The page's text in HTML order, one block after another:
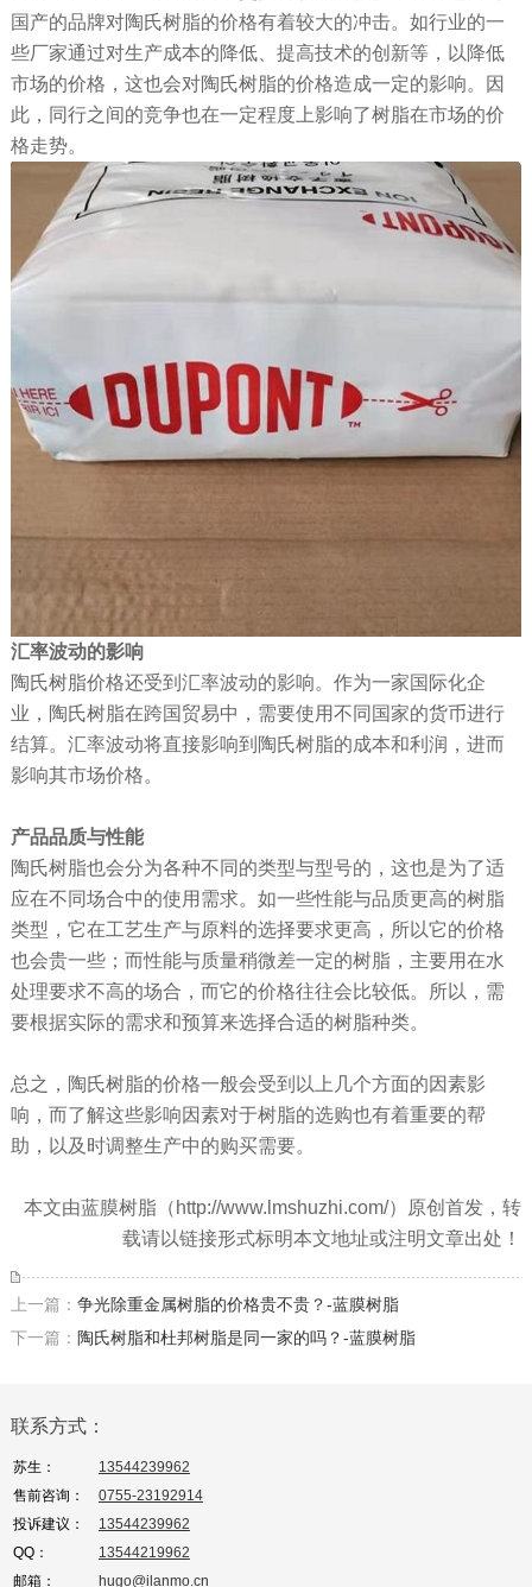
国产的品牌对陶氏树脂的价格有着较大的冲击。如行业的一
些厂家通过对生产成本的降低、提高技术的创新等，以降低
市场的价格，这也会对陶氏树脂的价格造成一定的影响。因
此，同行之间的竞争也在一定程度上影响了树脂在市场的价
格走势。
汇率波动的影响
陶氏树脂价格还受到汇率波动的影响。作为一家国际化企
业，陶氏树脂在跨国贸易中，需要使用不同国家的货币进行
结算。汇率波动将直接影响到陶氏树脂的成本和利润，进而
影响其市场价格。
产品品质与性能
陶氏树脂也会分为各种不同的类型与型号的，这也是为了适
应在不同场合中的使用需求。如一些性能与品质更高的树脂
类型，它在工艺生产与原料的选择要求更高，所以它的价格
也会贵一些；而性能与质量稍微差一定的树脂，主要用在水
处理要求不高的场合，而它的价格往往会比较低。所以，需
要根据实际的需求和预算来选择合适的树脂种类。
总之，陶氏树脂的价格一般会受到以上几个方面的因素影
响，而了解这些影响因素对于树脂的选购也有着重要的帮
助，以及时调整生产中的购买需要。
本文由蓝膜树脂（http://www.lmshuzhi.com/）原创首发，转
载请以链接形式标明本文地址或注明文章出处！
上一篇： 争光除重金属树脂的价格贵不贵？-蓝膜树脂
下一篇： 陶氏树脂和杜邦树脂是同一家的吗？-蓝膜树脂
联系方式：
苏生：
13544239962
售前咨询：
0755-23192914
投诉建议：
13544239962
QQ：
13544219962
邮箱：
hugo@ilanmo.cn